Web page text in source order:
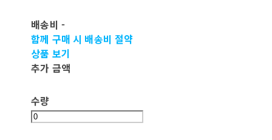
배송비 -
함께 구매 시 배송비 절약
상품 보기
추가 금액
수량